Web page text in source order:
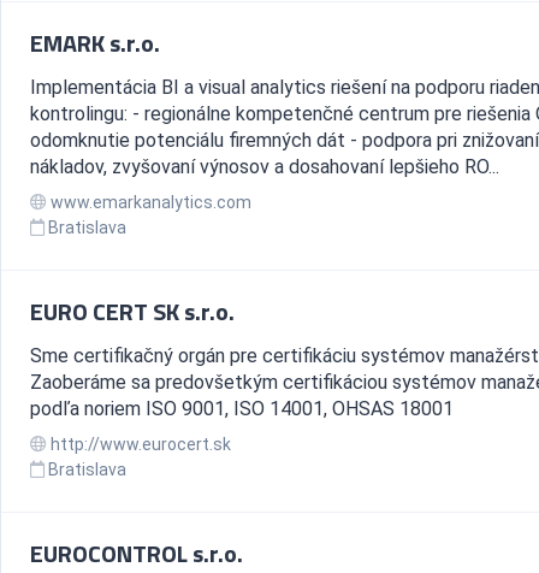
EMARK s.r.o.
Implementácia BI a visual analytics riešení na podporu
kontrolingu: - regionálne kompetenčné centrum pre riešenia
odomknutie potenciálu firemných dát - podpora pri znižovaní
nákladov, zvyšovaní výnosov a dosahovaní lepšieho RO...
www.emarkanalytics.com
Bratislava
EURO CERT SK s.r.o.
Sme certifikačný orgán pre certifikáciu systémov
Zaoberáme sa predovšetkým certifikáciou systémov
podľa noriem ISO 9001, ISO 14001, OHSAS 18001
http://www.eurocert.sk
Bratislava
EUROCONTROL s.r.o.